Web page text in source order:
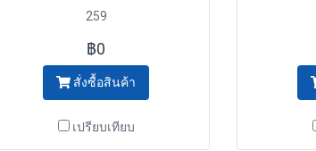
259
฿0
สั่งซื้อสินค้า
เปรียบเทียบ